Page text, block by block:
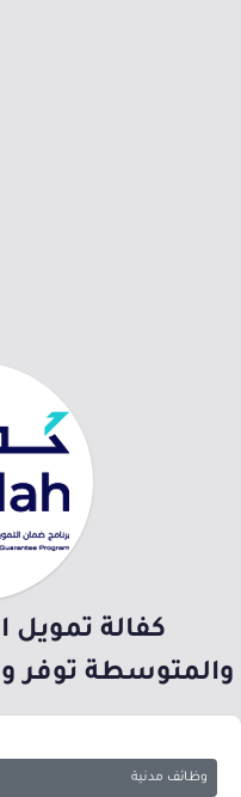
كفالة
والمتوسطة توفر
وظائف مدنية